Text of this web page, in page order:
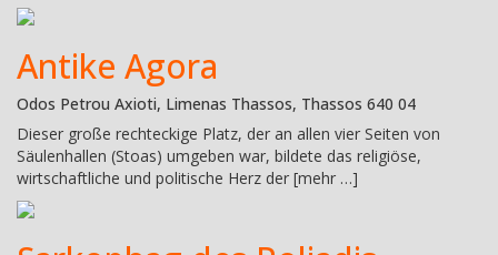
Antike Agora
Odos Petrou Axioti, Limenas Thassos, Thassos 640 04
Dieser große rechteckige Platz, der an allen vier Seiten von
Säulenhallen (Stoas) umgeben war, bildete das religiöse,
wirtschaftliche und politische Herz der [mehr …]